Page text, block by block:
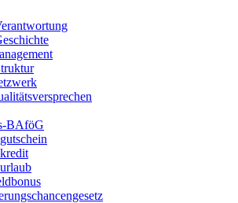
BAföG